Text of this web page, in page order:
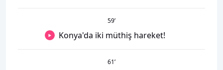
59’
Konya'da iki müthiş hareket!
61’